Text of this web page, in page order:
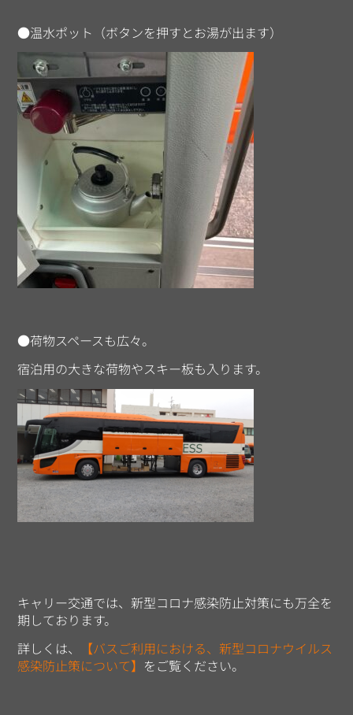
●温水ポット（ボタンを押すとお湯が出ます）
●荷物スペースも広々。
宿泊用の大きな荷物やスキー板も入ります。
キャリー交通では、新型コロナ感染防止対策にも万全を
期しております。
詳しくは、
【バスご利用における、新型コロナウイルス
感染防止策について】 をご覧ください。